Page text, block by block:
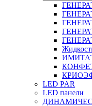
LED PAR
LED панели